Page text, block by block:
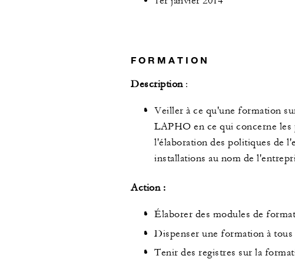
FORMATION
Description:
Veiller à ce qu'une formation
LAPHO en ce qui concerne les
l'élaboration des politiques de
installations au nom de
Action :
Élaborer des modules de
Dispenser une formation à tous
Tenir des registres sur la